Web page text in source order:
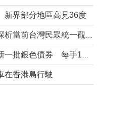
界部分地區高見36度
在香港島行駛